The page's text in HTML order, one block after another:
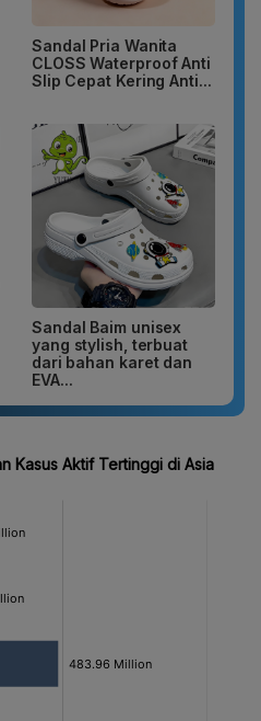
Sandal Pria Wanita
CLOSS Waterproof Anti
Slip Cepat Kering Anti...
Sandal Baim unisex
yang stylish, terbuat
dari bahan karet dan
EVA...